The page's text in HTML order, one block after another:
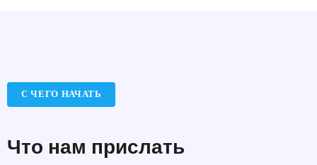
С ЧЕГО НАЧАТЬ
Что нам прислать